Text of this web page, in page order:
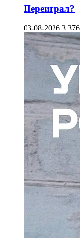
Переиграл?
03-08-2026 3 376